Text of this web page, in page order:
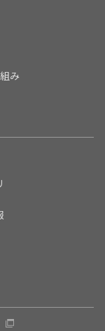
み